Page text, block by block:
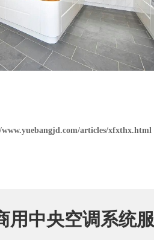
articles/xfxthx.html
用中央空调系统